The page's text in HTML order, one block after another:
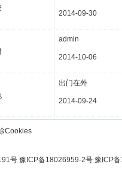
2014-09-30
admin
2014-10-06
出门在外
2014-09-24
Cookies
号 豫ICP备18026959-2号 豫ICP